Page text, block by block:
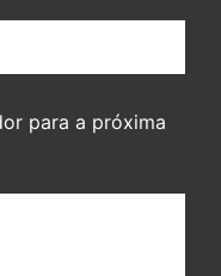
para a próxima